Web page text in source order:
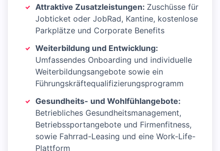
Attraktive Zusatzleistungen: Zuschüsse für
Jobticket oder JobRad, Kantine, kostenlose
Parkplätze und Corporate Benefits
Weiterbildung und Entwicklung:
Umfassendes Onboarding und individuelle
Weiterbildungsangebote sowie ein
Führungskräftequalifizierungsprogramm
Gesundheits- und Wohlfühlangebote:
Betriebliches Gesundheitsmanagement,
Betriebssportangebote und Firmenfitness,
sowie Fahrrad-Leasing und eine Work-Life-
Plattform